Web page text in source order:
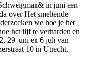
in juni een
over Het smeltende
we hoe je het
het lijf te verharden en
29 juni en 6 juli van
10 in Utrecht.